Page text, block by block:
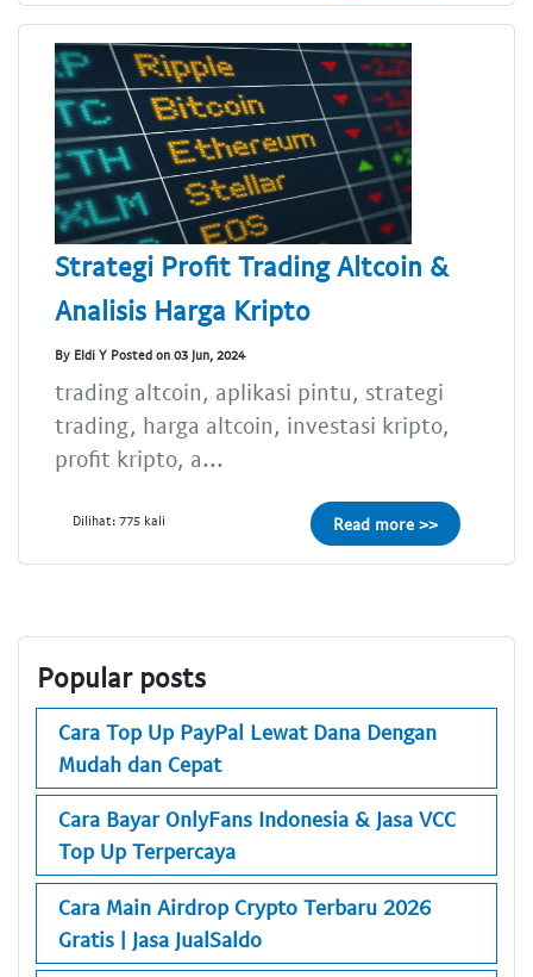
Strategi Profit Trading Altcoin &
Analisis Harga Kripto
By Eldi Y Posted on 03 Jun, 2024
trading altcoin, aplikasi pintu, strategi
trading, harga altcoin, investasi kripto,
profit kripto, a...
Dilihat: 775 kali Read more >>
Popular posts
Cara Top Up PayPal Lewat Dana Dengan
Mudah dan Cepat
Cara Bayar OnlyFans Indonesia & Jasa VCC
Top Up Terpercaya
Cara Main Airdrop Crypto Terbaru 2026
Gratis | Jasa JualSaldo